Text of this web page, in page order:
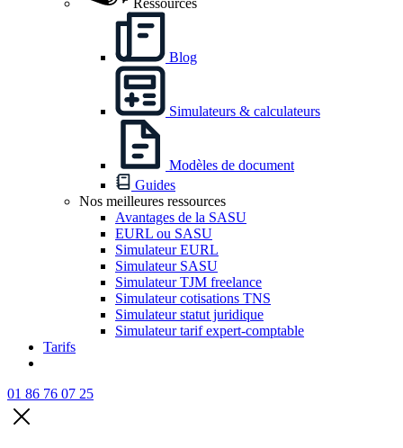
Ressources
Blog
Simulateurs & calculateurs
Modèles de document
Guides
Nos meilleures ressources
Avantages de la SASU
EURL ou SASU
Simulateur EURL
Simulateur SASU
Simulateur TJM freelance
Simulateur cotisations TNS
Simulateur statut juridique
Simulateur tarif expert-comptable
Tarifs
01 86 76 07 25